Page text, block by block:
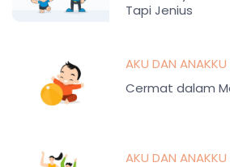
Tapi Jenius
AKU DAN
Cermat dalam
AKU DAN